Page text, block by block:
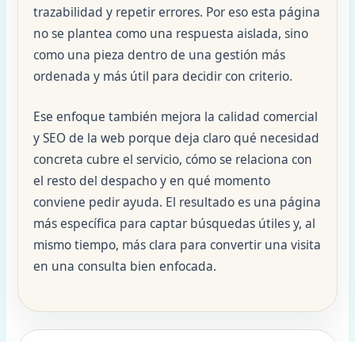
trazabilidad y repetir errores. Por eso esta página
no se plantea como una respuesta aislada, sino
como una pieza dentro de una gestión más
ordenada y más útil para decidir con criterio.
Ese enfoque también mejora la calidad comercial
y SEO de la web porque deja claro qué necesidad
concreta cubre el servicio, cómo se relaciona con
el resto del despacho y en qué momento
conviene pedir ayuda. El resultado es una página
más específica para captar búsquedas útiles y, al
mismo tiempo, más clara para convertir una visita
en una consulta bien enfocada.